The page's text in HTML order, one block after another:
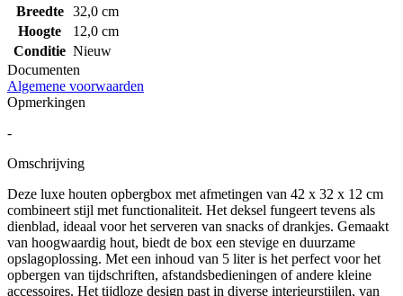
Breedte
32,0 cm
Hoogte
12,0 cm
Conditie Nieuw
Documenten
Algemene voorwaarden
Opmerkingen
-
Omschrijving
Deze luxe houten opbergbox met afmetingen van 42 x 32 x 12 cm
combineert stijl met functionaliteit. Het deksel fungeert tevens als
dienblad, ideaal voor het serveren van snacks of drankjes. Gemaakt
van hoogwaardig hout, biedt de box een stevige en duurzame
opslagoplossing. Met een inhoud van 5 liter is het perfect voor het
opbergen van tijdschriften, afstandsbedieningen of andere kleine
accessoires. Het tijdloze design past in diverse interieurstijlen, van